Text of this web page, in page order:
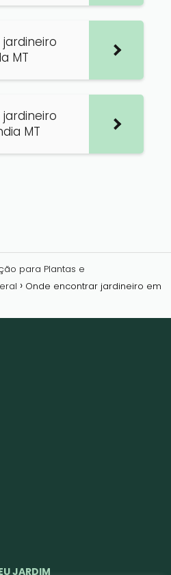
MT
MT
para Plantas e
Onde encontrar jardineiro em
JARDIM